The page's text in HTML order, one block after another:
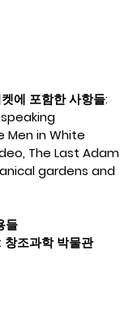
에 포함한 사항들:
in White
The Last Adam
gardens and
들
조과학 박물관